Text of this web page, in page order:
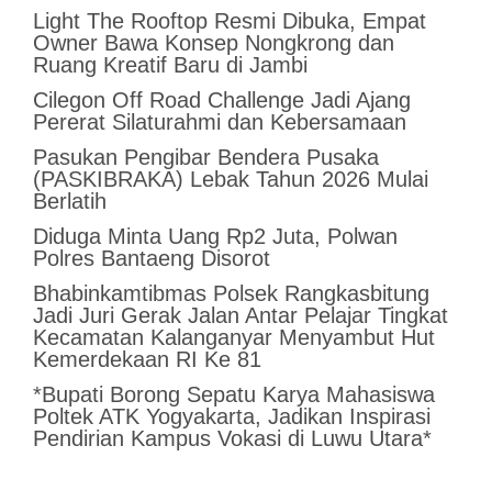
Light The Rooftop Resmi Dibuka, Empat
Owner Bawa Konsep Nongkrong dan
Ruang Kreatif Baru di Jambi
Cilegon Off Road Challenge Jadi Ajang
Pererat Silaturahmi dan Kebersamaan
Pasukan Pengibar Bendera Pusaka
(PASKIBRAKA) Lebak Tahun 2026 Mulai
Berlatih
Diduga Minta Uang Rp2 Juta, Polwan
Polres Bantaeng Disorot
Bhabinkamtibmas Polsek Rangkasbitung
Jadi Juri Gerak Jalan Antar Pelajar Tingkat
Kecamatan Kalanganyar Menyambut Hut
Kemerdekaan RI Ke 81
*Bupati Borong Sepatu Karya Mahasiswa
Poltek ATK Yogyakarta, Jadikan Inspirasi
Pendirian Kampus Vokasi di Luwu Utara*